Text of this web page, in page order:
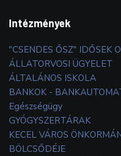
Intézmények
"CSENDES ŐSZ" IDŐSEK
ÁLLATORVOSI ÜGYELET
ÁLTALÁNOS ISKOLA
BANKOK -
Egészségügy
GYÓGYSZERTÁRAK
KECEL VÁROS
BÖLCSŐDÉJE